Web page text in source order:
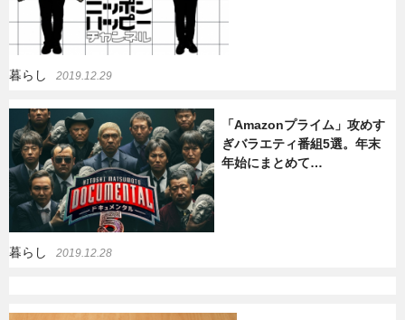
連載一覧
暮らし 2019.12.29
「Amazonプライム」攻めす
ぎバラエティ番組5選。年末
年始にまとめて…
暮らし 2019.12.28